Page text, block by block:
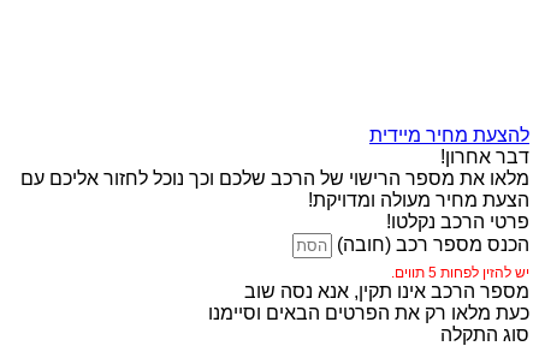
להצעת מחיר מיידית
דבר אחרון!
מלאו את מספר הרישוי של הרכב שלכם וכך נוכל לחזור אליכם עם
הצעת מחיר מעולה ומדויקת!
פרטי הרכב נקלטו!
הכנס מספר רכב (חובה)
יש להזין לפחות 5 תווים.
מספר הרכב אינו תקין, אנא נסה שוב
כעת מלאו רק את הפרטים הבאים וסיימנו
סוג התקלה